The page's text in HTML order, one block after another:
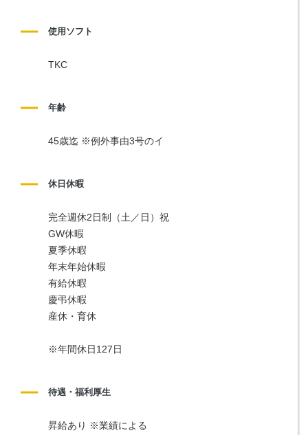
使用ソフト
TKC
年齢
45歳迄 ※例外事由3号のイ
休日休暇
完全週休2日制（土／日）祝
GW休暇
夏季休暇
年末年始休暇
有給休暇
慶弔休暇
産休・育休
※年間休日127日
待遇・福利厚生
昇給あり ※業績による